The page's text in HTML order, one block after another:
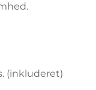
(inkluderet)